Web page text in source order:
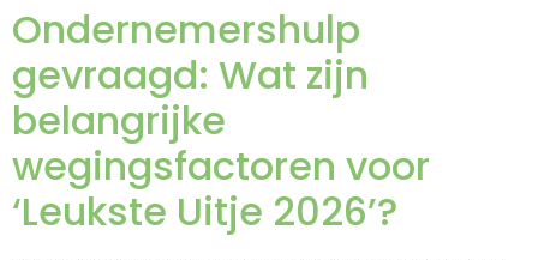
Ondernemershulp
gevraagd: Wat zijn
belangrijke
wegingsfactoren voor
‘Leukste Uitje 2026’?